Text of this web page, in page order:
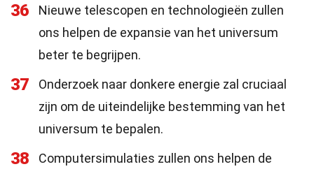
36
Nieuwe telescopen en technologieën zullen
ons helpen de expansie van het universum
beter te begrijpen.
37
Onderzoek naar donkere energie zal cruciaal
zijn om de uiteindelijke bestemming van het
universum te bepalen.
38
Computersimulaties zullen ons helpen de